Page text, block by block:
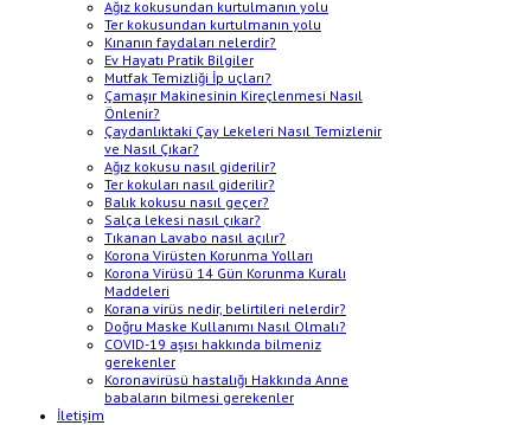
Ağız kokusundan kurtulmanın yolu
Ter kokusundan kurtulmanın yolu
Kınanın faydaları nelerdir?
Ev Hayatı Pratik Bilgiler
Mutfak Temizliği İp uçları?
Çamaşır Makinesinin Kireçlenmesi Nasıl
Önlenir?
Çaydanlıktaki Çay Lekeleri Nasıl Temizlenir
ve Nasıl Çıkar?
Ağız kokusu nasıl giderilir?
Ter kokuları nasıl giderilir?
Balık kokusu nasıl geçer?
Salça lekesi nasıl çıkar?
Tıkanan Lavabo nasıl açılır?
Korona Virüsten Korunma Yolları
Korona Virüsü 14 Gün Korunma Kuralı
Maddeleri
Korana virüs nedir, belirtileri nelerdir?
Doğru Maske Kullanımı Nasıl Olmalı?
COVID-19 aşısı hakkında bilmeniz
gerekenler
Koronavirüsü hastalığı Hakkında Anne
babaların bilmesi gerekenler
İletişim